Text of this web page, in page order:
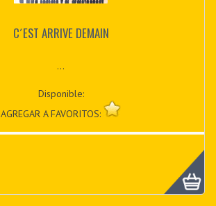
C´EST ARRIVE DEMAIN
...
Disponible:
AGREGAR A FAVORITOS: